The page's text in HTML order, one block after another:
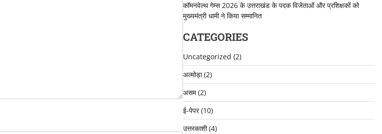
कॉमनवेल्थ गेम्स 2026 के उत्तराखंड के पदक विजेताओं और प्रशिक्षकों को
मुख्यमंत्री धामी ने किया सम्मानित
CATEGORIES
Uncategorized (2)
अल्मोड़ा(2)
असम(2)
ई-पेपर(10)
उत्तरकाशी(4)